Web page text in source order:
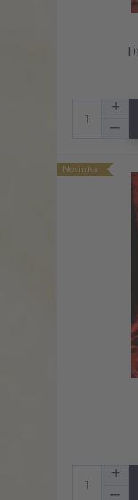
Novinka